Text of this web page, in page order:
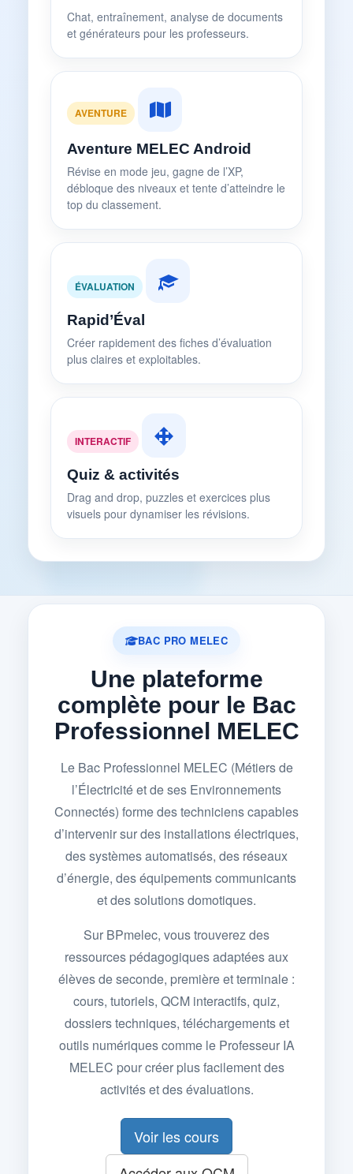
Chat, entraînement, analyse de documents
et générateurs pour les professeurs.
AVENTURE
Aventure MELEC Android
Révise en mode jeu, gagne de l’XP,
débloque des niveaux et tente d’atteindre le
top du classement.
ÉVALUATION
Rapid’Éval
Créer rapidement des fiches d’évaluation
plus claires et exploitables.
INTERACTIF
Quiz & activités
Drag and drop, puzzles et exercices plus
visuels pour dynamiser les révisions.
BAC PRO MELEC
Une plateforme
complète pour le Bac
Professionnel MELEC
Le Bac Professionnel MELEC (Métiers de
l’Électricité et de ses Environnements
Connectés) forme des techniciens capables
d’intervenir sur des installations électriques,
des systèmes automatisés, des réseaux
d’énergie, des équipements communicants
et des solutions domotiques.
Sur BPmelec, vous trouverez des
ressources pédagogiques adaptées aux
élèves de seconde, première et terminale :
cours, tutoriels, QCM interactifs, quiz,
dossiers techniques, téléchargements et
outils numériques comme le Professeur IA
MELEC pour créer plus facilement des
activités et des évaluations.
Voir les cours